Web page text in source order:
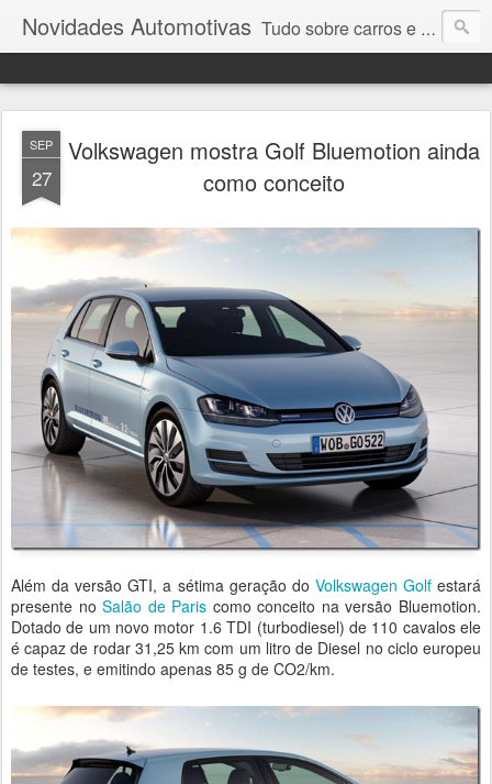
Novidades Automotivas Tudo sobre carros e motores
SEP
27
Volkswagen mostra Golf Bluemotion ainda
como conceito
Além da versão GTI, a sétima geração do Volkswagen Golfestará
presente noSalão de Paris como conceito na versão Bluemotion.
Dotado de um novo motor 1.6 TDI (turbodiesel) de 110 cavalos ele
é capaz de rodar 31,25 km com um litro de Diesel no ciclo europeu
de testes, e emitindo apenas 85 g de CO2/km.